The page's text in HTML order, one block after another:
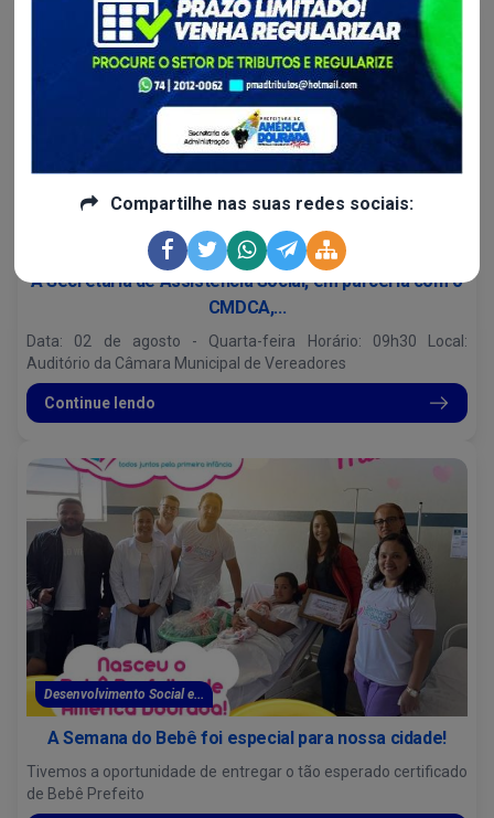
Compartilhe nas suas redes sociais:
Desenvolvimento Social e...
A Secretaria de Assistência Social, em parceria com o
CMDCA,...
Data: 02 de agosto - Quarta-feira Horário: 09h30 Local:
Auditório da Câmara Municipal de Vereadores
Continue lendo
Desenvolvimento Social e...
A Semana do Bebê foi especial para nossa cidade!
Tivemos a oportunidade de entregar o tão esperado certificado
de Bebê Prefeito